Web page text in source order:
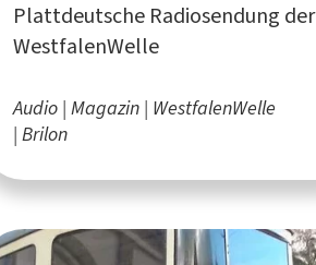
Plattdeutsche Radiosendung der
WestfalenWelle
Audio Magazin WestfalenWelle
Brilon